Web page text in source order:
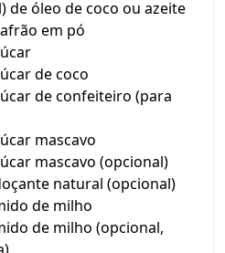
de óleo de coco ou azeite
em pó
de coco
de confeiteiro (para
mascavo
mascavo (opcional)
natural (opcional)
de milho
de milho (opcional,